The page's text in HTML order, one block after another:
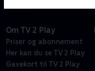
Om TV 2 Play
Priser og abonnement
Her kan du se TV 2 Play
Gavekort til TV 2 Play